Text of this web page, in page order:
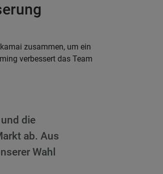
zusammen, um ein
verbessert das Team
die
ab. Aus
Wahl